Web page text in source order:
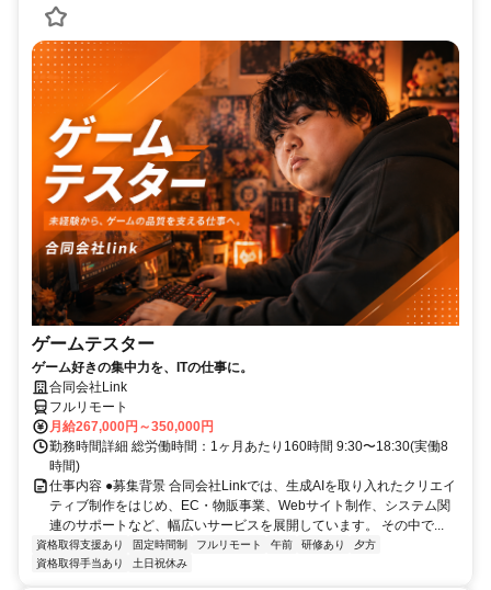
ゲームテスター
ゲーム好きの集中力を、ITの仕事に。
合同会社Link
フルリモート
月給267,000円～350,000円
勤務時間詳細 総労働時間：1ヶ月あたり160時間 9:30〜18:30(実働8
時間)
仕事内容 ●募集背景 合同会社Linkでは、生成AIを取り入れたクリエイ
ティブ制作をはじめ、EC・物販事業、Webサイト制作、システム関
連のサポートなど、幅広いサービスを展開しています。 その中で...
資格取得支援あり 固定時間制 フルリモート 午前 研修あり
夕方
資格取得手当あり
土日祝休み